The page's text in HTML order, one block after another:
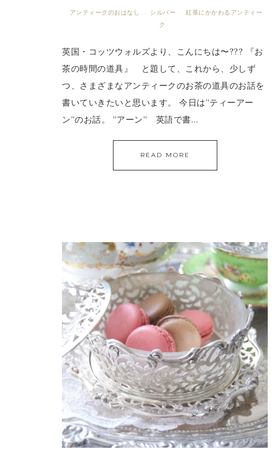
アンティークのおはなし · シルバー ·
紅茶にかかわるアンティー
ク
英国・コッツウォルズより、こんにちは〜??? 『お
茶の時間の道具』 と題して、これから、少しず
つ、さまざまなアンティークのお茶の道具のお話を
書いていきたいと思います。 今日は”ティーアー
ン”のお話。 ”アーン” 英語で書…
READ MORE